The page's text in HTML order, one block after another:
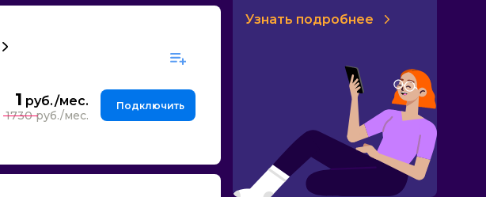
1
1730
Подключить
Узнать подробнее